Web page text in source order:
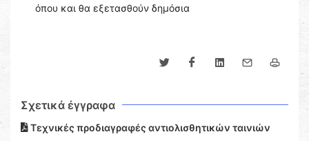
όπου και θα εξετασθούν δημόσια
Σχετικά έγγραφα
Τεχνικές προδιαγραφές αντιολισθητικών ταινιών